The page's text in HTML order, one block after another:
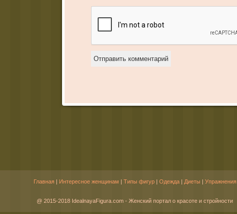
Главная Интересное женщинам Типы фигур Одежда Диеты Упражнения
@ 2015-2018 IdealnayaFigura.com - Женский портал о красоте и стройности